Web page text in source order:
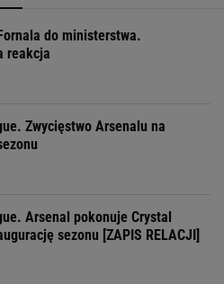
do ministerstwa.
reakcja
Zwycięstwo Arsenalu na
Arsenal pokonuje Crystal
sezonu [ZAPIS RELACJI]